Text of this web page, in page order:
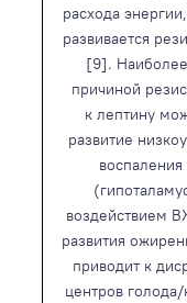
расхода
развивается
[9].
причиной
к лептину
развитие
воздействием
развития
приводит к
центров